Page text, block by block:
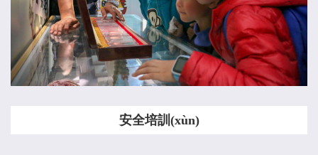
安全培訓(xùn)